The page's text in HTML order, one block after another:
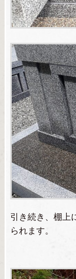
引き続き、棚上
られます。